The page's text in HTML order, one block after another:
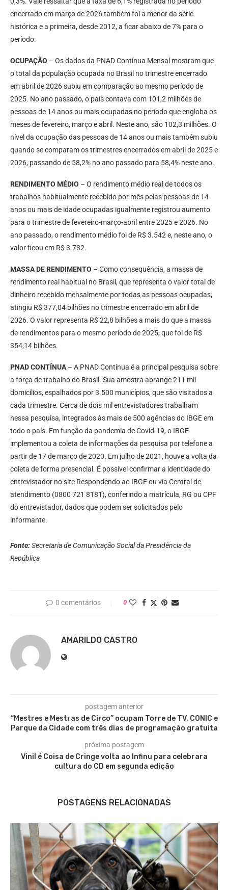
encerrado em março de 2026 também foi a menor da série
histórica e a primeira, desde 2012, a ficar abaixo de 7% para o
período.
OCUPAÇÃO – Os dados da PNAD Contínua Mensal mostram que
o total da população ocupada no Brasil no trimestre encerrado
em abril de 2026 subiu em comparação ao mesmo período de
2025. No ano passado, o país contava com 101,2 milhões de
pessoas de 14 anos ou mais ocupadas no período que engloba os
meses de fevereiro, março e abril. Neste ano, são 102,3 milhões. O
nível da ocupação das pessoas de 14 anos ou mais também subiu
quando se comparam os trimestres encerrados em abril de 2025 e
2026, passando de 58,2% no ano passado para 58,4% neste ano.
RENDIMENTO MÉDIO – O rendimento médio real de todos os
trabalhos habitualmente recebido por mês pelas pessoas de 14
anos ou mais de idade ocupadas igualmente registrou aumento
para o trimestre de fevereiro-março-abril entre 2025 e 2026. No
ano passado, o rendimento médio foi de R$ 3.542 e, neste ano, o
valor ficou em R$ 3.732.
MASSA DE RENDIMENTO – Como consequência, a massa de
rendimento real habitual no Brasil, que representa o valor total de
dinheiro recebido mensalmente por todas as pessoas ocupadas,
atingiu R$ 377,04 bilhões no trimestre encerrado em abril de
2026. O valor representa R$ 22,8 bilhões a mais do que a massa
de rendimentos para o mesmo período de 2025, que foi de R$
354,14 bilhões.
PNAD CONTÍNUA– A PNAD Contínua é a principal pesquisa sobre
a força de trabalho do Brasil. Sua amostra abrange 211 mil
domicílios, espalhados por 3.500 municípios, que são visitados a
cada trimestre. Cerca de dois mil entrevistadores trabalham
nessa pesquisa, integrados às mais de 500 agências do IBGE em
todo o país. Em função da pandemia de Covid-19, o IBGE
implementou a coleta de informações da pesquisa por telefone a
partir de 17 de março de 2020. Em julho de 2021, houve a volta da
coleta de forma presencial. É possível confirmar a identidade do
entrevistador no site Respondendo ao IBGE ou via Central de
atendimento (0800 721 8181), conferindo a matrícula, RG ou CPF
do entrevistador, dados que podem ser solicitados pelo
informante.
Fonte:Secretaria de Comunicação Social da Presidência da
República
0 comentários 0
AMARILDO CASTRO
postagem anterior
“Mestres e Mestras de Circo” ocupam Torre de TV, CONIC e
Parque da Cidade com três dias de programação gratuita
próxima postagem
Vinil é Coisa de Cringe volta ao Infinu para celebrara
cultura do CD em segunda edição
POSTAGENS RELACIONADAS